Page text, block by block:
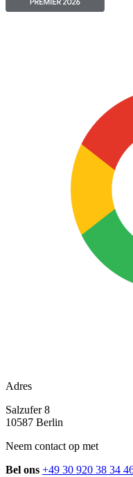
Adres
Salzufer 8
10587 Berlin
Neem contact op met
Bel ons +49 30 920 38 34